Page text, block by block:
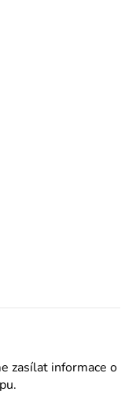
zasílat informace o